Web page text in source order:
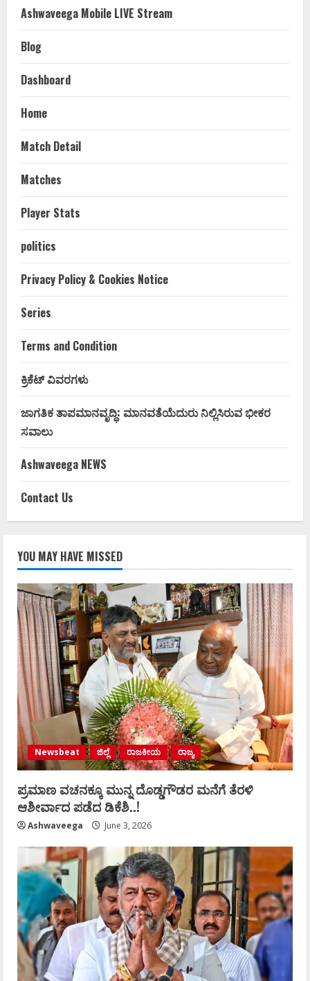
Ashwaveega Mobile LIVE Stream
Blog
Dashboard
Home
Match Detail
Matches
Player Stats
politics
Privacy Policy & Cookies Notice
Series
Terms and Condition
ಕ್ರಿಕೆಟ್ ವಿವರಗಳು
ಜಾಗತಿಕ ತಾಪಮಾನವೃದ್ಧಿ: ಮಾನವತೆಯೆದುರು ನಿಲ್ಲಿಸಿರುವ ಭೀಕರ
ಸವಾಲು
Ashwaveega NEWS
Contact Us
YOU MAY HAVE MISSED
Newsbeat ಜಿಲ್ಲೆ ರಾಜಕೀಯ ರಾಜ್ಯ
ಪ್ರಮಾಣ ವಚನಕ್ಕೂ ಮುನ್ನ ದೊಡ್ಡಗೌಡರ ಮನೆಗೆ ತೆರಳಿ
ಆಶೀರ್ವಾದ ಪಡೆದ ಡಿಕೆಶಿ..!
Ashwaveega June 3, 2026